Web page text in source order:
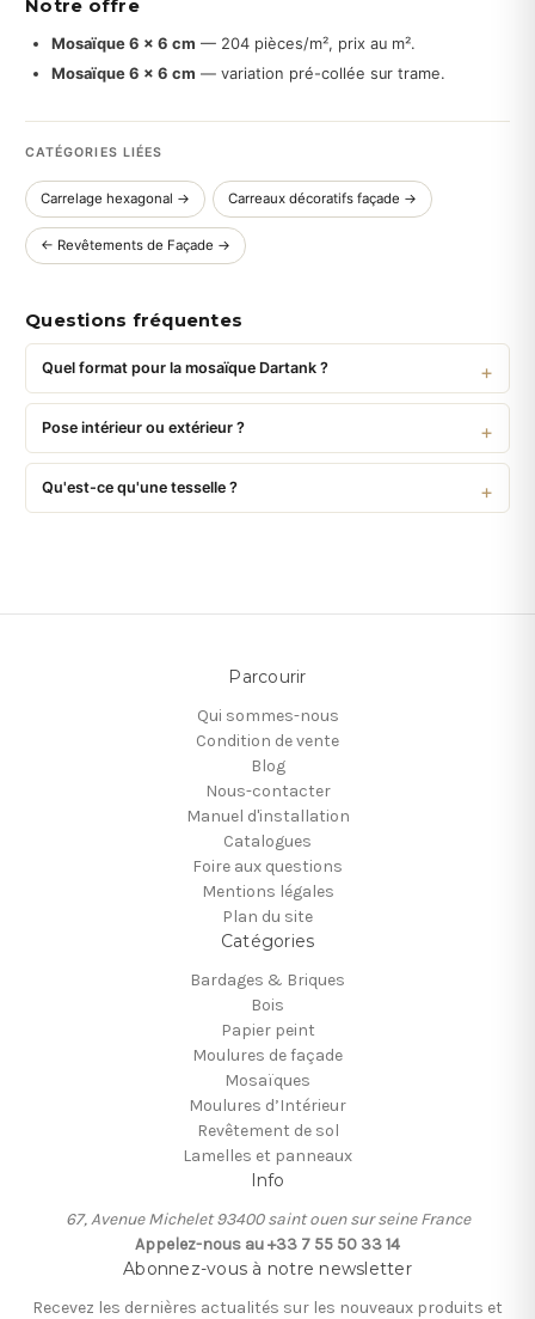
Notre offre
Mosaïque 6 × 6 cm — 204 pièces/m², prix au m².
Mosaïque 6 × 6 cm — variation pré-collée sur trame.
CATÉGORIES LIÉES
Carrelage hexagonal → Carreaux décoratifs façade →
← Revêtements de Façade →
Questions fréquentes
Quel format pour la mosaïque Dartank ?
Pose intérieur ou extérieur ?
Qu'est-ce qu'une tesselle ?
Parcourir
Qui sommes-nous
Condition de vente
Blog
Nous-contacter
Manuel d'installation
Catalogues
Foire aux questions
Mentions légales
Plan du site
Catégories
Bardages & Briques
Bois
Papier peint
Moulures de façade
Mosaïques
Moulures d’Intérieur
Revêtement de sol
Lamelles et panneaux
Info
67, Avenue Michelet 93400 saint ouen sur seine France
Appelez-nous au +33 7 55 50 33 14
Abonnez-vous à notre newsletter
Recevez les dernières actualités sur les nouveaux produits et